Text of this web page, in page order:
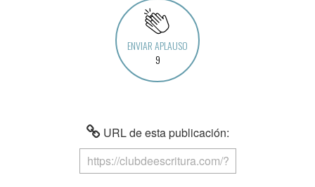
ENVIAR APLAUSO
9
URL de esta publicación: